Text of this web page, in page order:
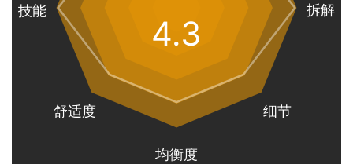
拆解
细节
均衡度
舒适度
技能
4.3